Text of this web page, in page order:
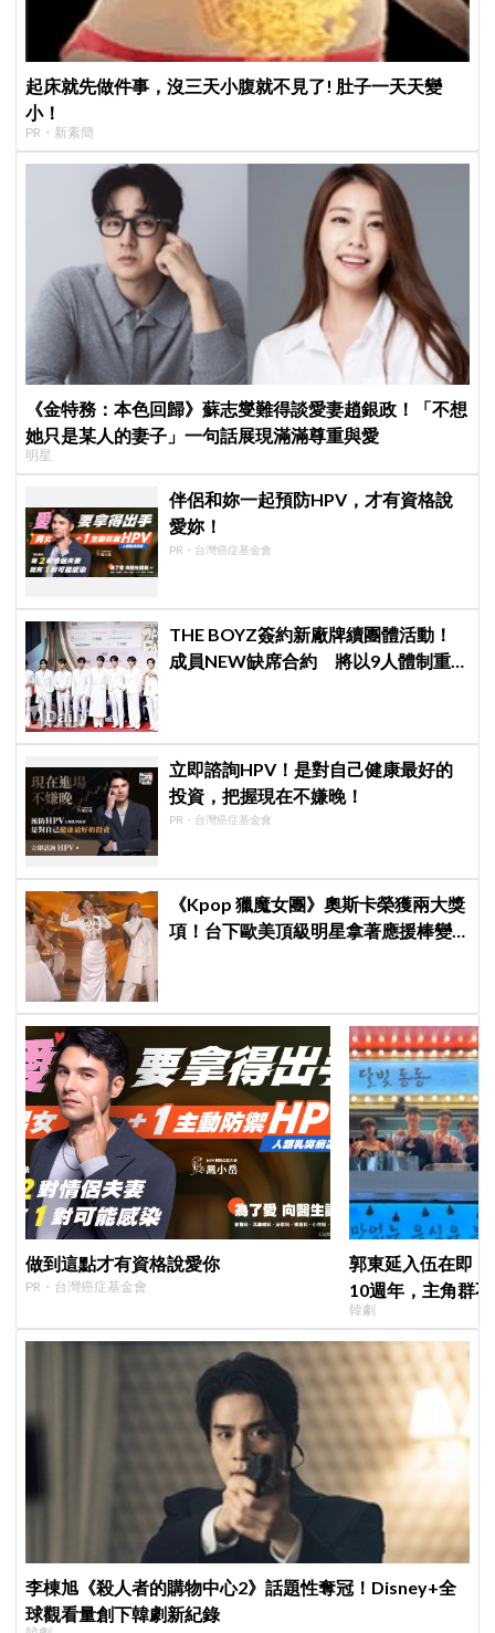
起床就先做件事，沒三天小腹就不見了! 肚子一天天變
小！
PR・新素簡
《金特務：本色回歸》蘇志燮難得談愛妻趙銀政！「不想
她只是某人的妻子」一句話展現滿滿尊重與愛
明星
伴侶和妳一起預防HPV，才有資格說
愛妳！
PR・台灣癌症基金會
THE BOYZ簽約新廠牌續團體活動！
成員NEW缺席合約 將以9人體制重
立即諮詢HPV！是對自己健康最好的
投資，把握現在不嫌晚！
PR・台灣癌症基金會
《Kpop 獵魔女團》奧斯卡榮獲兩大獎
項！台下歐美頂級明星拿著應援棒變
做到這點才有資格說愛你
PR・台灣癌症基金會
郭東延入伍在即
10週年，主角群
錄製特別節目
韓劇
李棟旭《殺人者的購物中心2》話題性奪冠！Disney+全
球觀看量創下韓劇新紀錄